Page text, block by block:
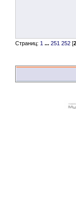
Страниц: 1 ... 251 252 [